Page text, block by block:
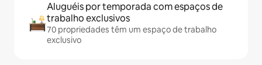
Aluguéis por temporada com espaços de
trabalho exclusivos
70 propriedades têm um espaço de trabalho
exclusivo